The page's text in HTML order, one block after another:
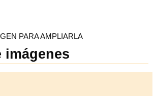
PARA AMPLIARLA
imágenes